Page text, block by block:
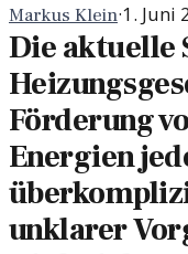
Markus Klein·1. Juni
Die aktuelle
Förderung
Energien
unklarer